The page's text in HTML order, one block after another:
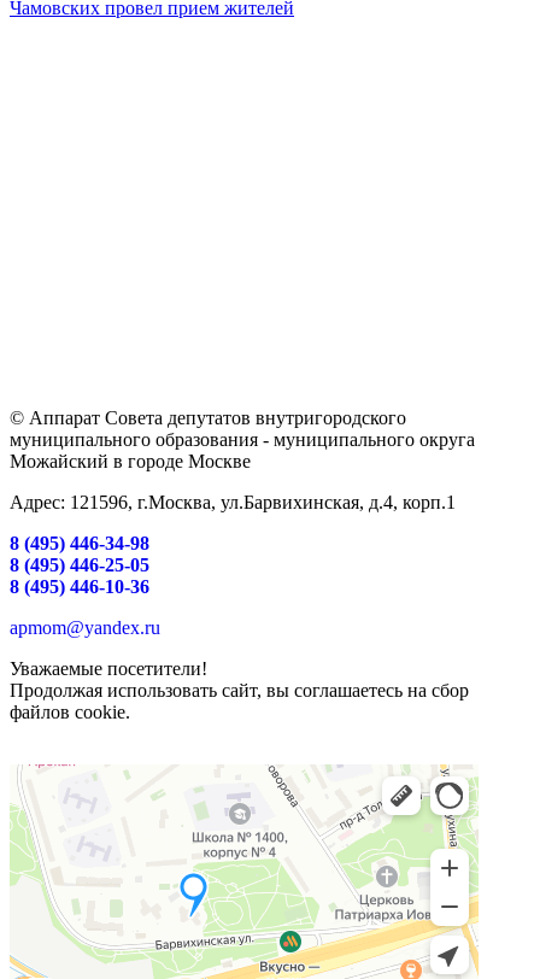
Чамовских провел прием жителей
© Аппарат Совета депутатов внутригородского
муниципального образования - муниципального округа
Можайский в городе Москве
Адрес: 121596, г.Москва, ул.Барвихинская, д.4, корп.1
8 (495) 446-34-98
8 (495) 446-25-05
8 (495) 446-10-36
apmom@yandex.ru
Уважаемые посетители!
Продолжая использовать сайт, вы соглашаетесь на сбор
файлов cookie.